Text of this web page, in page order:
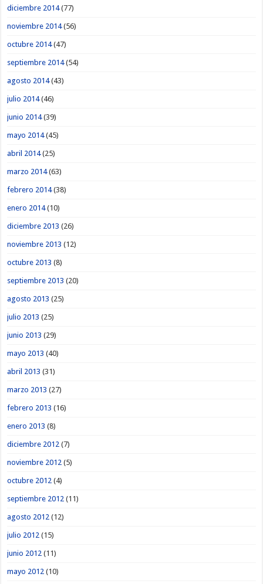
diciembre 2014(77)
noviembre 2014(56)
octubre 2014(47)
septiembre 2014(54)
agosto 2014(43)
julio 2014(46)
junio 2014(39)
mayo 2014(45)
abril 2014(25)
marzo 2014(63)
febrero 2014(38)
enero 2014(10)
diciembre 2013 (26)
noviembre 2013 (12)
octubre 2013 (8)
septiembre 2013 (20)
agosto 2013 (25)
julio 2013 (25)
junio 2013 (29)
mayo 2013 (40)
abril 2013 (31)
marzo 2013 (27)
febrero 2013 (16)
enero 2013 (8)
diciembre 2012 (7)
noviembre 2012 (5)
octubre 2012 (4)
septiembre 2012 (11)
agosto 2012 (12)
julio 2012 (15)
junio 2012 (11)
mayo 2012 (10)